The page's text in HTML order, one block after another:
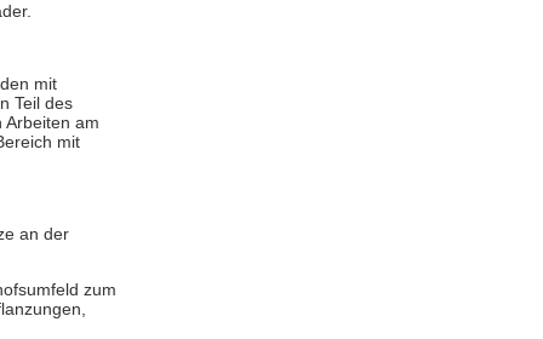
mit
Teil des
Arbeiten am
mit
an der
zum